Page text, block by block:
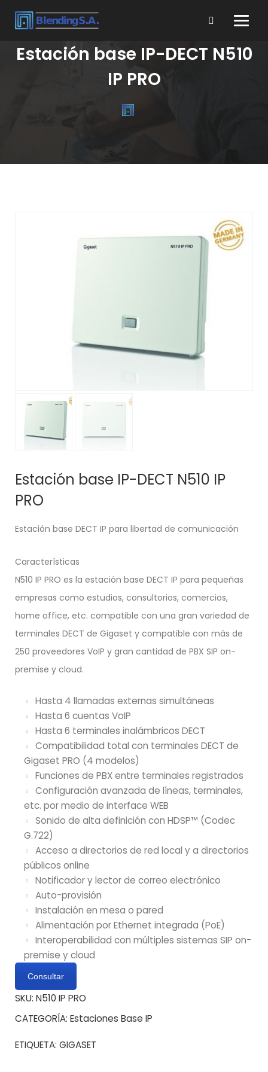
Estación base IP-DECT N510
IP PRO
Estación base IP-DECT N510 IP
PRO
Estación base DECT IP para libertad de comunicación
Características
N510 IP PRO es la estación base DECT IP para pequeñas
empresas como estudios, consultorios, comercios,
home office, etc. compatible con una gran variedad de
terminales DECT de Gigaset y compatible con más de
250 proveedores VoIP y gran cantidad de PBX SIP on-
premise y cloud.
Hasta 4 llamadas externas simultáneas
Hasta 6 cuentas VoIP
Hasta 6 terminales inalámbricos DECT
Compatibilidad total con terminales DECT de
Gigaset PRO (4 modelos)
Funciones de PBX entre terminales registrados
Configuración avanzada de líneas, terminales,
etc. por medio de interface WEB
Sonido de alta definición con HDSP™ (Codec
G.722)
Acceso a directorios de red local y a directorios
públicos online
Notificador y lector de correo electrónico
Auto-provisión
Instalación en mesa o pared
Alimentación por Ethernet integrada (PoE)
Interoperabilidad con múltiples sistemas SIP on-
premise y cloud
Consultar
SKU: N510 IP PRO
CATEGORÍA: Estaciones Base IP
ETIQUETA: GIGASET